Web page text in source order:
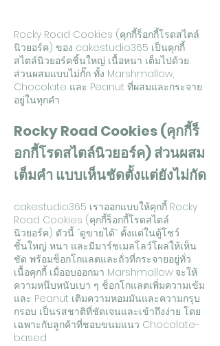
Rocky Road Cookies (คุกกี้ร็อกกี้โรดสไตล์
นิวยอร์ค) ของ cakestudio365 เป็นคุกกี้
สไตล์นิวยอร์คชิ้นใหญ่ เนื้อหนา เต็มไปด้วย
ส่วนผสมแบบไม่กั๊ก ทั้ง Marshmallow,
Chocolate และ Peanut ที่ผสมและกระจาย
อยู่ในทุกคำ
Rocky Road Cookies (คุกกี้ร็
อกกี้โรดสไตล์นิวยอร์ค) ส่วนผสม
เต็มคำ แบบเห็นชัดตั้งแต่ยังไม่กัด
cakestudio365 เราออกแบบให้คุกกี้ Rocky
Road Cookies (คุกกี้ร็อกกี้โรดสไตล์
นิวยอร์ค) ตัวนี้ “ดูขายได้” ตั้งแต่ในตู้โชว์
ชิ้นใหญ่ หนา และมีมาร์ชเมลโลว์โผล่ให้เห็น
ชัด พร้อมช็อกโกแลตและถั่วที่กระจายอยู่ทั่ว
เนื้อคุกกี้ เมื่ออบออกมา Marshmallow จะให้
ความหนึบหนับเบา ๆ ช็อกโกแลตเพิ่มความเข้ม
และ Peanut เติมความหอมมันและความกรุบ
กรอบ เป็นรสชาติที่ชัดเจนและเข้าถึงง่าย โดย
เฉพาะกับลูกค้าที่ชอบขนมแนว Chocolate-
based